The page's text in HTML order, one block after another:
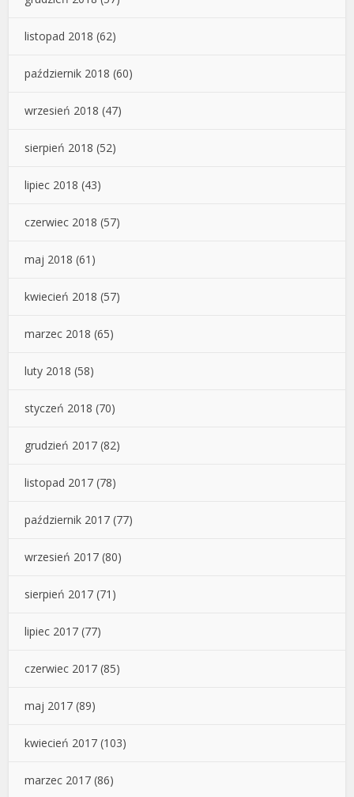
listopad 2018 (62)
październik 2018 (60)
wrzesień 2018 (47)
sierpień 2018 (52)
lipiec 2018 (43)
czerwiec 2018 (57)
maj 2018 (61)
kwiecień 2018 (57)
marzec 2018 (65)
luty 2018 (58)
styczeń 2018 (70)
grudzień 2017 (82)
listopad 2017 (78)
październik 2017 (77)
wrzesień 2017 (80)
sierpień 2017 (71)
lipiec 2017 (77)
czerwiec 2017 (85)
maj 2017 (89)
kwiecień 2017 (103)
marzec 2017 (86)